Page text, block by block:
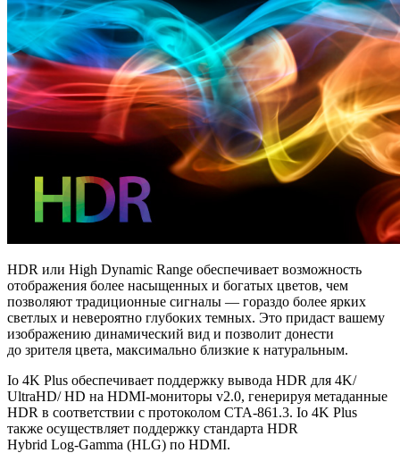
HDR или High Dynamic Range обеспечивает возможность
отображения более насыщенных и богатых цветов, чем
позволяют традиционные сигналы — гораздо более ярких
светлых и невероятно глубоких темных. Это придаст вашему
изображению динамический вид и позволит донести
до зрителя цвета, максимально близкие к натуральным.
Io 4K Plus обеспечивает поддержку вывода HDR для 4K/
UltraHD/HD на HDMI-мониторы v2.0, генерируя метаданные
HDR в соответствии с протоколом CTA-861.3. Io 4K Plus
также осуществляет поддержку стандарта HDR
Hybrid Log-Gamma (HLG) по HDMI.